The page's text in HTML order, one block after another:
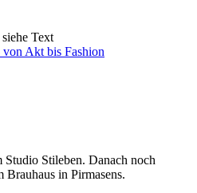
Text
Stileben. Danach noch
Brauhaus in Pirmasens.